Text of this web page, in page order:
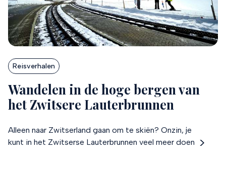
Lees hierover meer in onsprivacybeleiden
cookiebeleid.
Reisverhalen
Wandelen in de hoge bergen van
het Zwitsere Lauterbrunnen
Alleen naar Zwitserland gaan om te skiën? Onzin, je
kunt in het Zwitserse Lauterbrunnen veel meer doen